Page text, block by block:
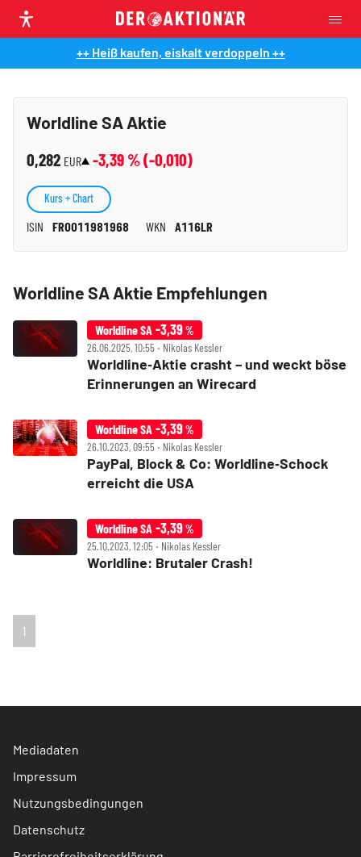
++ Heiß kaufen, eiskalt verdoppeln ++
Worldline SA Aktie
0,282 EUR -3,39 % (-0,010)
ISIN FR0011981968 WKN A116LR
Kurs + Chart
Worldline SA Aktie Empfehlungen
Worldline SA -3,39%
26.06.2025, 10:55 ‧ Nikolas Kessler
Worldline‑Aktie crasht – und weckt böse
Erinnerungen an Wirecard
Worldline SA -3,39%
26.10.2023, 09:55 ‧ Nikolas Kessler
PayPal, Block & Co: Worldline‑Schock
erreicht die USA
Worldline SA -3,39%
25.10.2023, 12:05 ‧ Nikolas Kessler
Worldline: Brutaler Crash!
1
Mediadaten
Impressum
Nutzungsbedingungen
Datenschutz